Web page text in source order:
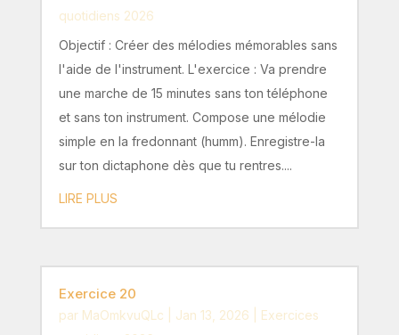
quotidiens 2026
Objectif : Créer des mélodies mémorables sans
l'aide de l'instrument. L'exercice : Va prendre
une marche de 15 minutes sans ton téléphone
et sans ton instrument. Compose une mélodie
simple en la fredonnant (humm). Enregistre-la
sur ton dictaphone dès que tu rentres....
LIRE PLUS
Exercice 20
par MaOmkvuQLc Jan 13, 2026
Exercices